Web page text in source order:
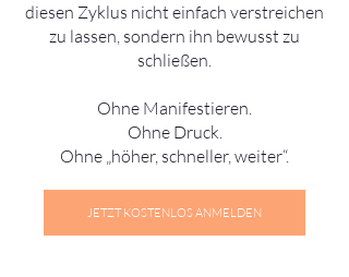
diesen Zyklus nicht einfach verstreichen
zu lassen, sondern ihn bewusst zu
schließen.
Ohne Manifestieren.
Ohne Druck.
Ohne „höher, schneller, weiter“.
JETZT KOSTENLOS ANMELDEN